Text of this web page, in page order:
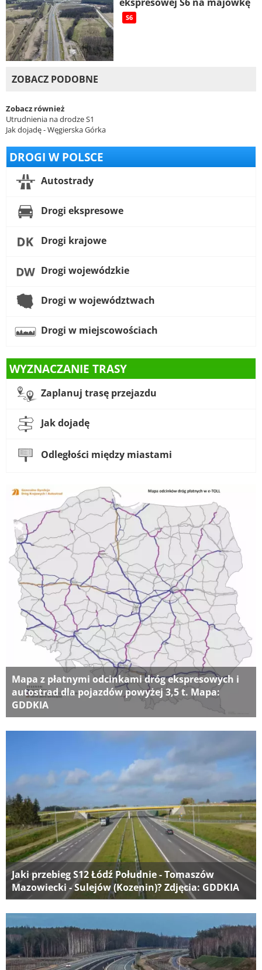
S6
ZOBACZ PODOBNE
Zobacz również
Utrudnienia na drodze S1
Jak dojadę - Węgierska Górka
DROGI W POLSCE
Autostrady
Drogi ekspresowe
Drogi krajowe
Drogi wojewódzkie
Drogi w województwach
Drogi w miejscowościach
WYZNACZANIE TRASY
Zaplanuj trasę przejazdu
Jak dojadę
Odległości między miastami
Mapa z płatnymi odcinkami dróg ekspresowych i
autostrad dla pojazdów powyżej 3,5 t. Mapa:
GDDKIA
Jaki przebieg S12 Łódź Południe - Tomaszów
Mazowiecki - Sulejów (Kozenin)? Zdjęcia: GDDKIA